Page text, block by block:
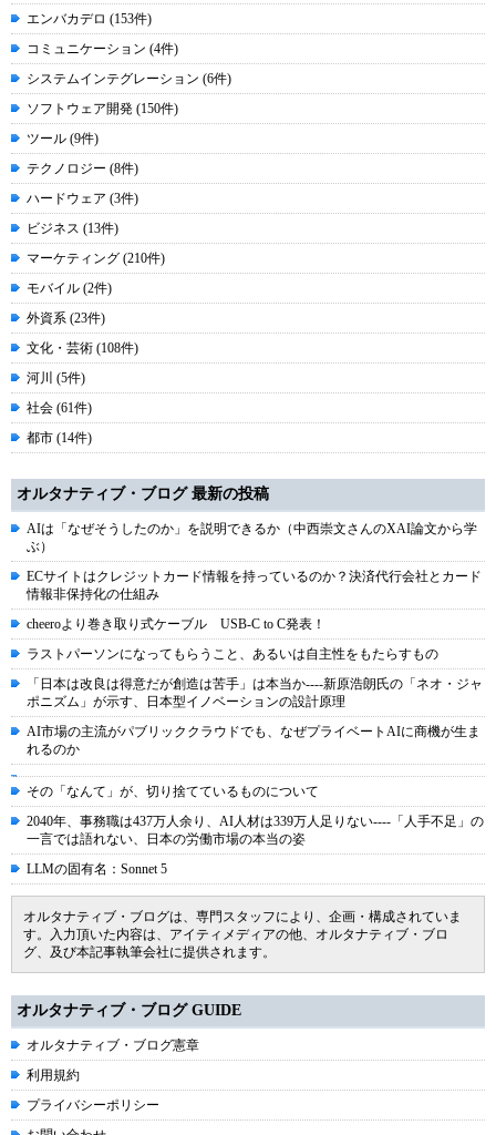
エンバカデロ (153件)
コミュニケーション (4件)
システムインテグレーション (6件)
ソフトウェア開発 (150件)
ツール (9件)
テクノロジー (8件)
ハードウェア (3件)
ビジネス (13件)
マーケティング (210件)
モバイル (2件)
外資系 (23件)
文化・芸術 (108件)
河川 (5件)
社会 (61件)
都市 (14件)
オルタナティブ・ブログ 最新の投稿
AIは「なぜそうしたのか」を説明できるか（中西崇文さんのXAI論文から学
ぶ）
ECサイトはクレジットカード情報を持っているのか？決済代行会社とカード
情報非保持化の仕組み
cheeroより巻き取り式ケーブル USB-C to C発表！
ラストパーソンになってもらうこと、あるいは自主性をもたらすもの
「日本は改良は得意だが創造は苦手」は本当か----新原浩朗氏の「ネオ・ジャ
ポニズム」が示す、日本型イノベーションの設計原理
AI市場の主流がパブリッククラウドでも、なぜプライベートAIに商機が生ま
れるのか
その「なんて」が、切り捨てているものについて
2040年、事務職は437万人余り、AI人材は339万人足りない----「人手不足」の
一言では語れない、日本の労働市場の本当の姿
LLMの固有名：Sonnet 5
オルタナティブ・ブログは、専門スタッフにより、企画・構成されていま
す。入力頂いた内容は、アイティメディアの他、オルタナティブ・ブロ
グ、及び本記事執筆会社に提供されます。
オルタナティブ・ブログ GUIDE
オルタナティブ・ブログ憲章
利用規約
プライバシーポリシー